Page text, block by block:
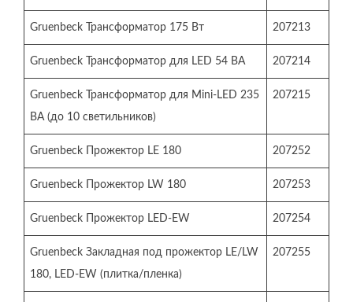
Gruenbeck Трансформатор 175 Вт 207213
Gruenbeck Трансформатор для LED 54 ВА 207214
Gruenbeck Трансформатор для Mini-LED 235
ВА (до 10 светильников)
207215
Gruenbeck Прожектор LE 180 207252
Gruenbeck Прожектор LW 180 207253
Gruenbeck Прожектор LED-EW 207254
Gruenbeck Закладная под прожектор LE/LW
180, LED-EW (плитка/пленка)
207255